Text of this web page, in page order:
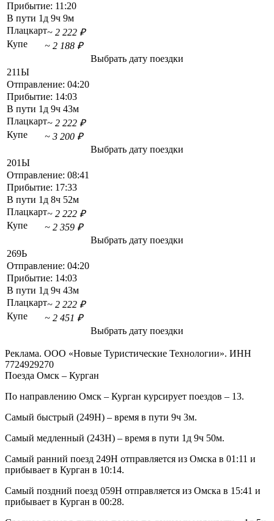
Прибытие: 11:20
В пути 1д 9ч 9м
Плацкарт~ 2 222 ₽
Купе
~ 2 188 ₽
Выбрать дату поездки
211Ы
Отправление: 04:20
Прибытие: 14:03
В пути 1д 9ч 43м
Плацкарт~ 2 222 ₽
Купе
~ 3 200 ₽
Выбрать дату поездки
201Ы
Отправление: 08:41
Прибытие: 17:33
В пути 1д 8ч 52м
Плацкарт~ 2 222 ₽
Купе
~ 2 359 ₽
Выбрать дату поездки
269Ь
Отправление: 04:20
Прибытие: 14:03
В пути 1д 9ч 43м
Плацкарт~ 2 222 ₽
Купе
~ 2 451 ₽
Выбрать дату поездки
Реклама. ООО «Новые Туристические Технологии». ИНН
7724929270
Поезда Омск – Курган
По направлению Омск – Курган курсирует поездов – 13.
Самый быстрый (249Н) – время в пути 9ч 3м.
Самый медленный (243Н) – время в пути 1д 9ч 50м.
Самый ранний поезд 249Н отправляется из Омска в 01:11 и
прибывает в Курган в 10:14.
Самый поздний поезд 059Н отправляется из Омска в 15:41 и
прибывает в Курган в 00:28.